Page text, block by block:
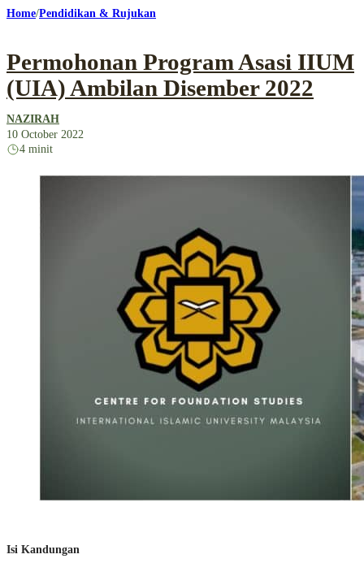
Home Pendidikan & Rujukan
Permohonan Program Asasi IIUM
(UIA) Ambilan Disember 2022
NAZIRAH
10 October 2022
4 minit
Isi Kandungan